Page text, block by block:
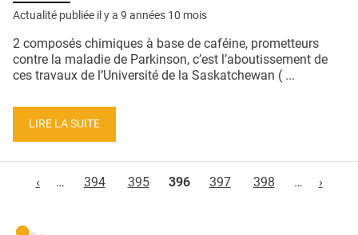
Actualité publiée il y a 9 années 10 mois
2 composés chimiques à base de caféine, prometteurs
contre la maladie de Parkinson, c’est l’aboutissement de
ces travaux de l’Université de la Saskatchewan ( ...
LIRE LA SUITE
‹
… 394 395 396 397 398 … ›